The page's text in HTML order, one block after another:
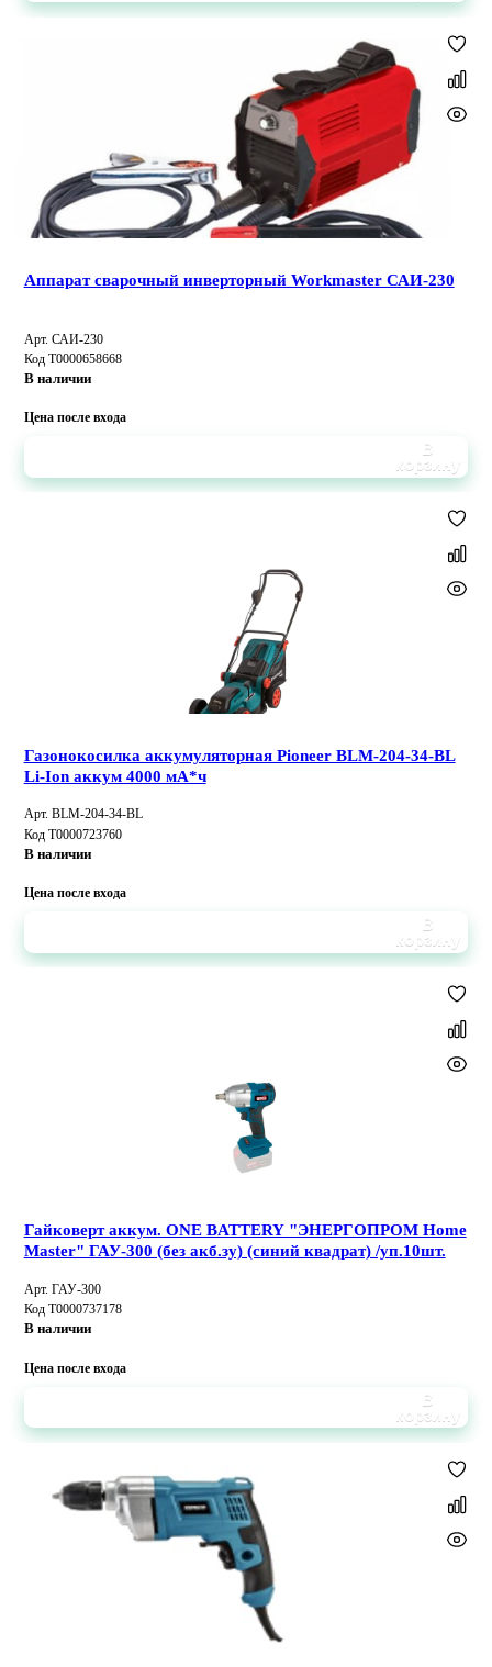
Аппарат сварочный инверторный Workmaster САИ-230
Арт. САИ-230
Код Т0000658668
В наличии
Цена после входа
В
корзину
Газонокосилка аккумуляторная Pioneer BLM-204-34-BL
Li-Ion аккум 4000 мА*ч
Арт. BLM-204-34-BL
Код Т0000723760
В наличии
Цена после входа
В
корзину
Гайковерт аккум. ONE BATTERY "ЭНЕРГОПРОМ Home
Master" ГАУ-300 (без акб.зу) (синий квадрат) /уп.10шт.
Арт. ГАУ-300
Код Т0000737178
В наличии
Цена после входа
В
корзину